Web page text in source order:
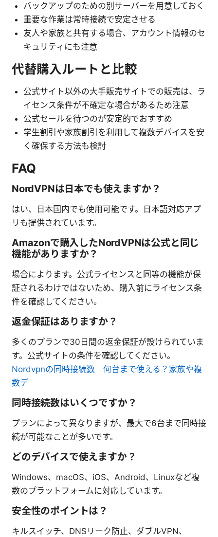
バックアップのための別サーバーを用意しておく
重要な作業は常時接続で安定させる
友人や家族と共有する場合、アカウント情報のセ
キュリティにも注意
代替購入ルートと比較
公式サイト以外の大手販売サイトでの販売は、ラ
イセンス条件が不確定な場合があるため注意
公式セールを待つのが安定的でおすすめ
学生割引や家族割引を利用して複数デバイスを安
く確保する方法も検討
FAQ
NordVPNは日本でも使えますか？
はい、日本国内でも使用可能です。日本語対応アプ
リも提供されています。
Amazonで購入したNordVPNは公式と同じ
機能がありますか？
場合によります。公式ライセンスと同等の機能が保
証されるわけではないため、購入前にライセンス条
件を確認してください。
返金保証はありますか？
多くのプランで30日間の返金保証が設けられていま
す。公式サイトの条件を確認してください。
Nordvpnの同時接続数｜何台まで使える？家族や複
数デ
同時接続数はいくつですか？
プランによって異なりますが、最大で6台まで同時接
続が可能なことが多いです。
どのデバイスで使えますか？
Windows、macOS、iOS、Android、Linuxなど複
数のプラットフォームに対応しています。
安全性のポイントは？
キルスイッチ、DNSリーク防止、ダブルVPN、